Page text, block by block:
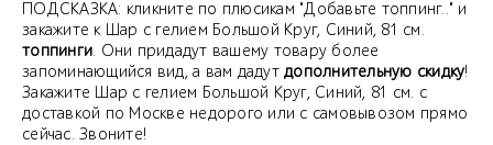
ПОДСКАЗКА: кликните по плюсикам "Добавьте топпинг.." и
закажите к Шар с гелием Большой Круг, Синий, 81 см.
топпинги. Они придадут вашему товару более
запоминающийся вид, а вам дадут дополнительную скидку!
Закажите Шар с гелием Большой Круг, Синий, 81 см. с
доставкой по Москве недорого или с самовывозом прямо
сейчас. Звоните!